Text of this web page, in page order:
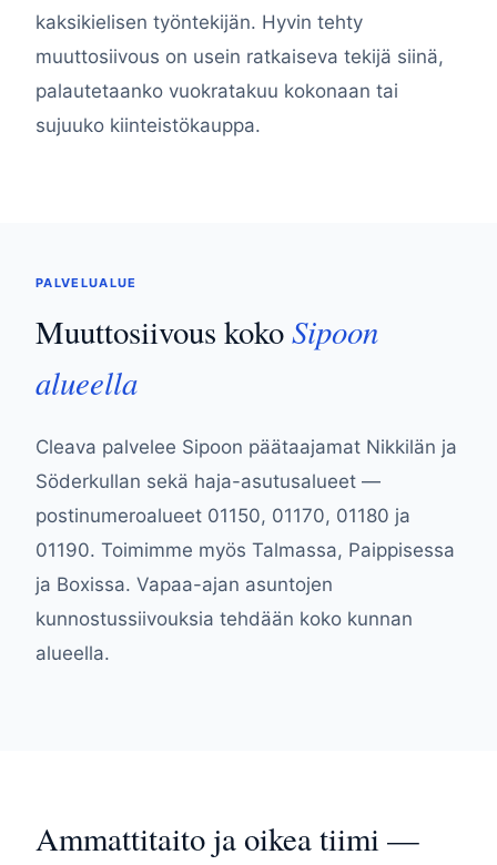
kaksikielisen työntekijän. Hyvin tehty
muuttosiivous on usein ratkaiseva tekijä siinä,
palautetaanko vuokratakuu kokonaan tai
sujuuko kiinteistökauppa.
PALVELUALUE
Muuttosiivous kokoSipoon
alueella
Cleava palvelee Sipoon päätaajamat Nikkilän ja
Söderkullan sekä haja-asutusalueet —
postinumeroalueet 01150, 01170, 01180 ja
01190. Toimimme myös Talmassa, Paippisessa
ja Boxissa. Vapaa-ajan asuntojen
kunnostussiivouksia tehdään koko kunnan
alueella.
Ammattitaito ja oikea tiimi —